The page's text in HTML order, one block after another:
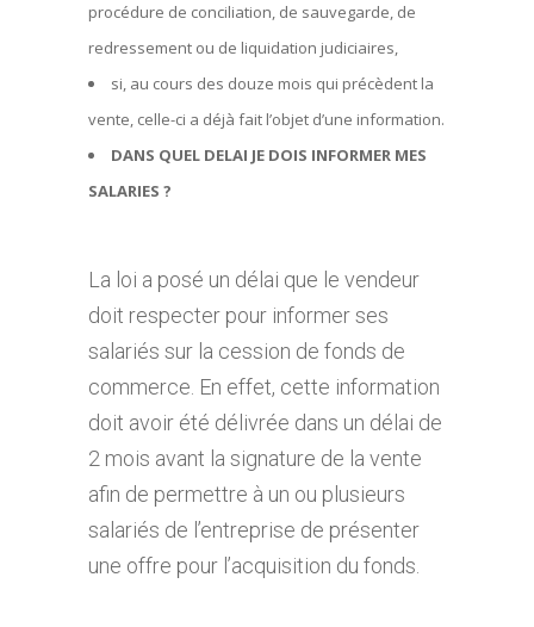
procédure de conciliation, de sauvegarde, de
redressement ou de liquidation judiciaires,
si, au cours des douze mois qui précèdent la
vente, celle-ci a déjà fait l’objet d’une information.
DANS QUEL DELAI JE DOIS INFORMER MES
SALARIES ?
La loi a posé un délai que le vendeur
doit respecter pour informer ses
salariés sur la cession de fonds de
commerce. En effet, cette information
doit avoir été délivrée dans un délai de
2 mois avant la signature de la vente
afin de permettre à un ou plusieurs
salariés de l’entreprise de présenter
une offre pour l’acquisition du fonds.